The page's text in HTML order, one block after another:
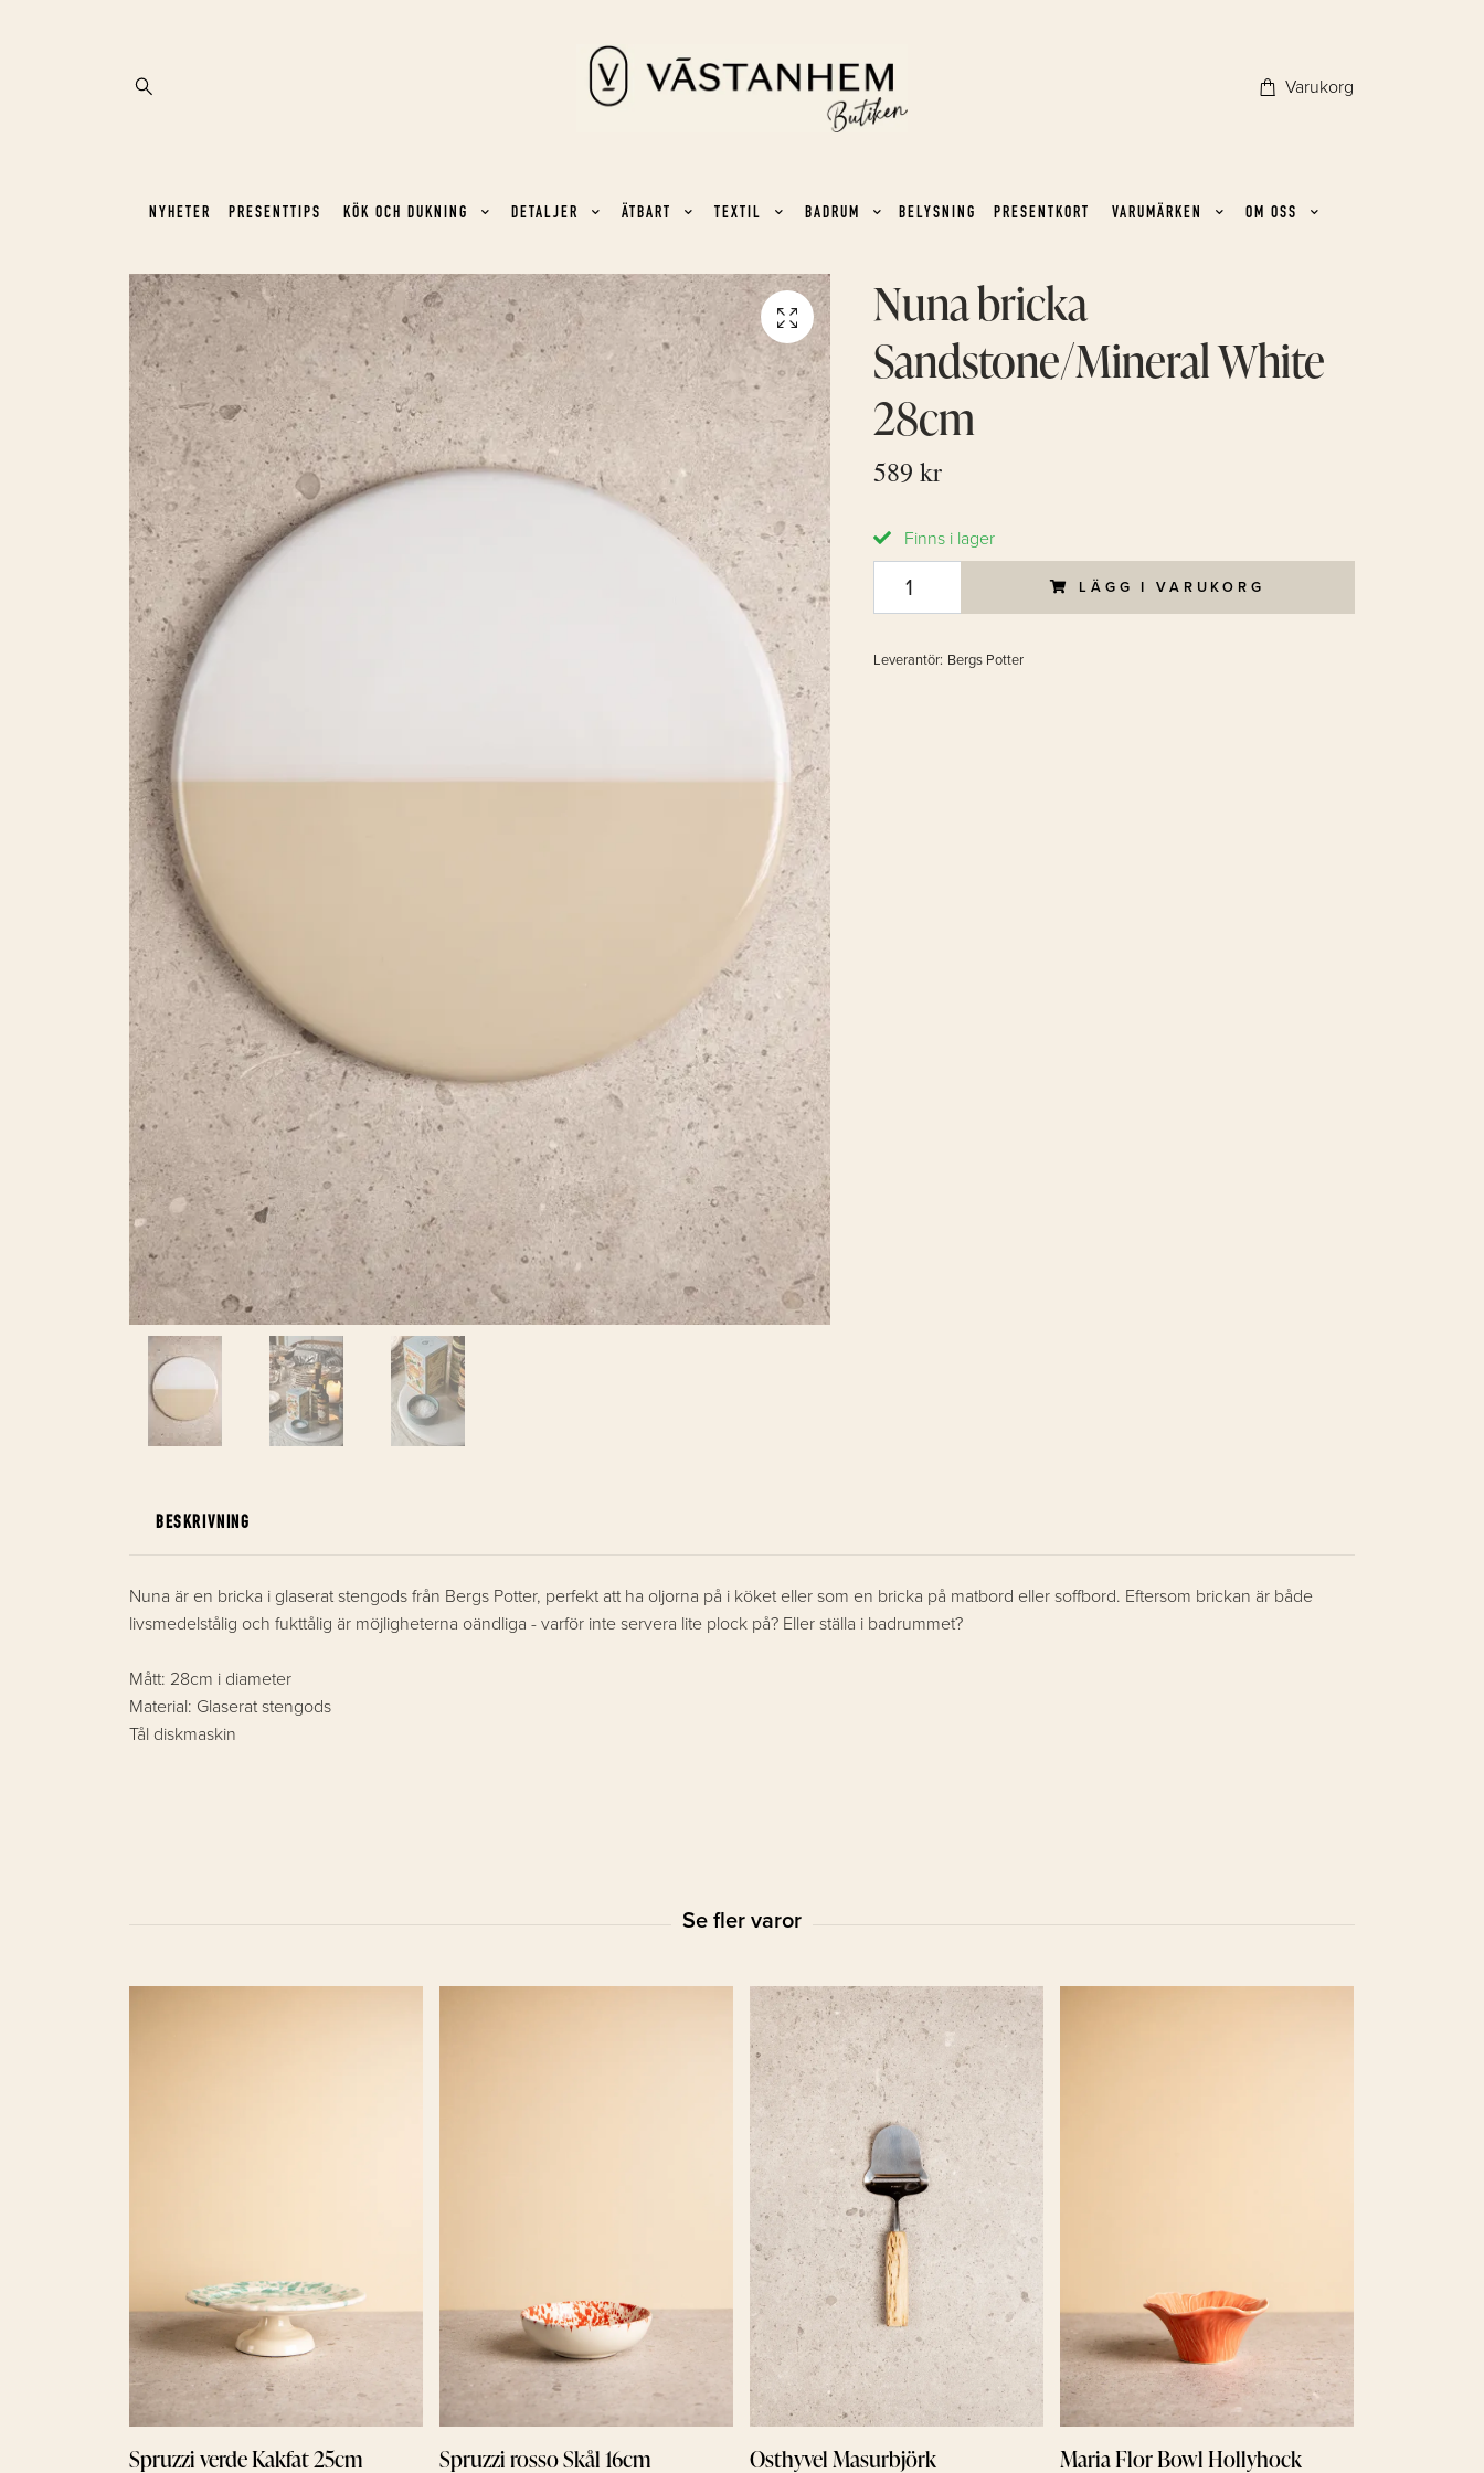
Varukorg
NYHETER PRESENTTIPS KÖK OCH DUKNING DETALJER ÄTBART TEXTIL BADRUM BELYSNING PRESENTKORT VARUMÄRKEN OM OSS
Nuna bricka
Sandstone/Mineral White
28cm
589 kr
Finns i lager
LÄGG I VARUKORG
Leverantör: Bergs Potter
BESKRIVNING
Nuna är en bricka i glaserat stengods från Bergs Potter, perfekt att ha oljorna på i köket eller som en bricka på matbord eller soffbord. Eftersom brickan är både
livsmedelstålig och fukttålig är möjligheterna oändliga - varför inte servera lite plock på? Eller ställa i badrummet?
Mått: 28cm i diameter
Material: Glaserat stengods
Tål diskmaskin
Spruzzi verde Kakfat 25cm Spruzzi rosso Skål 16cm Osthyvel Masurbjörk Maria Flor Bowl Hollyhock